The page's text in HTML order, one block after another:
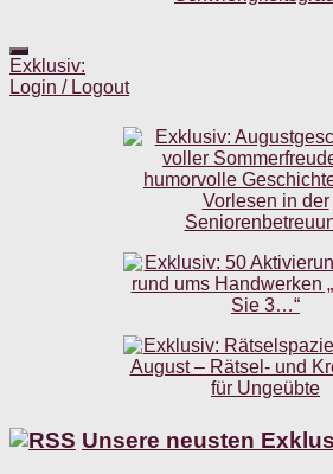
Exklusiv:
Login / Logout
Unsere neusten